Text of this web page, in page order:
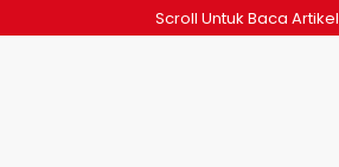
Scroll Untuk Baca Artikel